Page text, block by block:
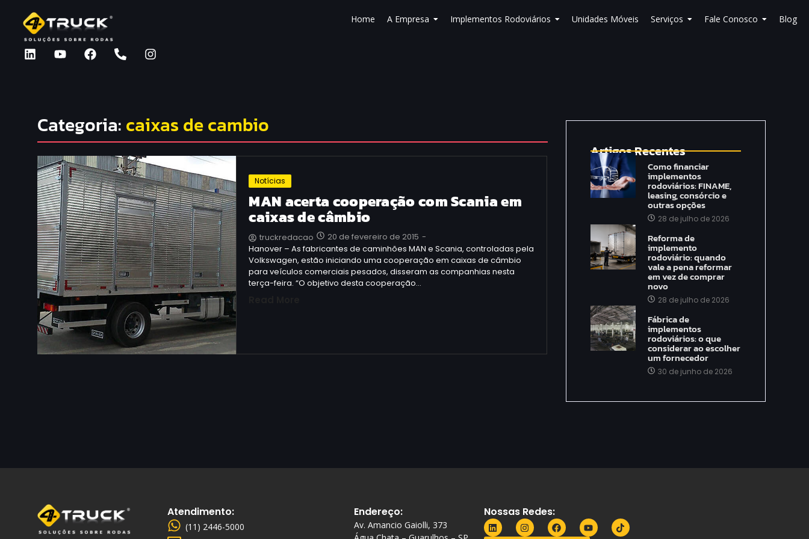
Home A Empresa Implementos Rodoviários Unidades Móveis Serviços Fale Conosco Blog
Categoria: caixas de cambio
Notícias
MAN acerta cooperação com Scania em
caixas de câmbio
truckredacao 20 de fevereiro de 2015 -
Hanover – As fabricantes de caminhões MAN e Scania, controladas pela
Volkswagen, estão iniciando uma cooperação em caixas de câmbio
para veículos comerciais pesados, disseram as companhias nesta
terça-feira. “O objetivo desta cooperação…
Artigos Recentes
Como financiar
implementos
rodoviários: FINAME,
leasing, consórcio e
outras opções
28 de julho de 2026
Reforma de
implemento
rodoviário: quando
vale a pena reformar
em vez de comprar
novo
28 de julho de 2026
Fábrica de
implementos
rodoviários: o que
considerar ao escolher
um fornecedor
30 de junho de 2026
Atendimento:
(11) 2446-5000
Endereço:
Av. Amancio Gaiolli, 373
Nossas Redes: